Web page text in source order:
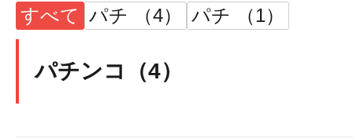
すべて パチ （4） パチ （1）
パチンコ（4）